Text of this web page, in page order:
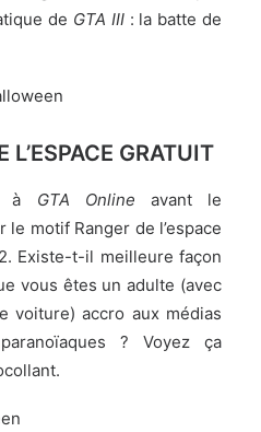
de GTA III: la batte de
L’ESPACE GRATUIT
à GTA Online avant le
motif Ranger de l’espace
Existe-t-il meilleure façon
vous êtes un adulte (avec
voiture) accro aux médias
? Voyez ça